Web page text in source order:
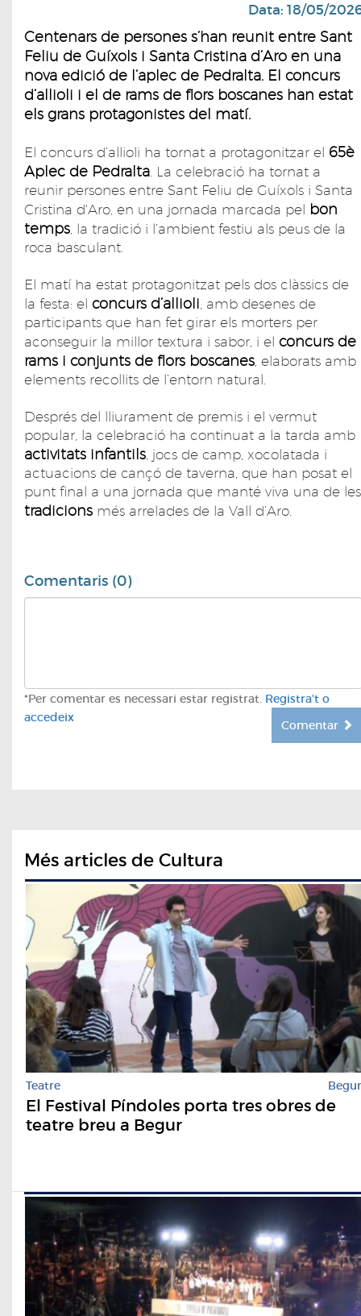
Data: 18/05/
Centenars de persones s’han reunit entre Sant
Feliu de Guíxols i Santa Cristina d’Aro en una
nova edició de l’aplec de Pedralta. El concurs
d’allioli i el de rams de flors boscanes han estat
els grans protagonistes del matí.
El concurs d’allioli ha tornat a protagonitzar el 65è
Aplec de Pedralta . La celebració ha tornat a
reunir persones entre Sant Feliu de Guíxols i Santa
Cristina d'Aro, en una jornada marcada pel bon
temps , la tradició i l’ambient festiu als peus de la
roca basculant.
El matí ha estat protagonitzat pels dos clàssics de
la festa: el concurs d’allioli , amb desenes de
participants que han fet girar els morters per
aconseguir la millor textura i sabor, i el concurs de
rams i conjunts de flors boscanes , elaborats amb
elements recollits de l’entorn natural.
Després del lliurament de premis i el vermut
popular, la celebració ha continuat a la tarda amb
activitats infantils , jocs de camp, xocolatada i
actuacions de cançó de taverna, que han posat el
punt final a una jornada que manté viva una de les
tradicions més arrelades de la Vall d’Aro.
Comentaris (0)
*Per comentar es necessari estar registrat. Registra't o
accedeix
Comentar
Més articles de Cultura
Teatre Begur
El Festival Píndoles porta tres obres de
teatre breu a Begur